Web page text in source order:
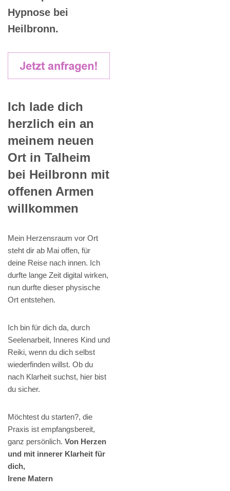
Hypnose bei
Heilbronn.
Ich lade dich
herzlich ein an
meinem neuen
Ort in Talheim
bei Heilbronn mit
offenen Armen
willkommen
Mein Herzensraum vor Ort
steht dir ab Mai offen, für
deine Reise nach innen. Ich
durfte lange Zeit digital wirken,
nun durfte dieser physische
Ort entstehen.
Ich bin für dich da, durch
Seelenarbeit, Inneres Kind und
Reiki, wenn du dich selbst
wiederfinden willst. Ob du
nach Klarheit suchst, hier bist
du sicher.
Möchtest du starten?, die
Praxis ist empfangsbereit,
ganz persönlich. Von Herzen
und mit innerer Klarheit für
dich,
Irene Matern